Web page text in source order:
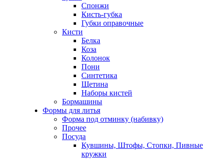
Спонжи
Кисть-губка
Губки оправочные
Кисти
Белка
Коза
Колонок
Пони
Синтетика
Щетина
Наборы кистей
Бормашины
Формы для литья
Форма под отминку (набивку)
Прочее
Посуда
Кувшины, Штофы, Стопки, Пивные
кружки